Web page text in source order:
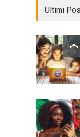
Ultimi